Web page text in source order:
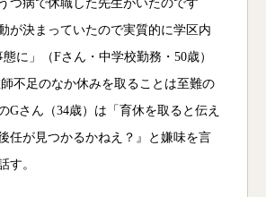
つ病で休職した先生がいたのです
が決まっていたので実質的に学区内
に」（Fさん・中学校勤務・50歳）
不足のなか休みを取ることは至難の
Gさん（34歳）は「育休を取ると伝え
任が見つかるかねえ？』と嫌味を言
す。